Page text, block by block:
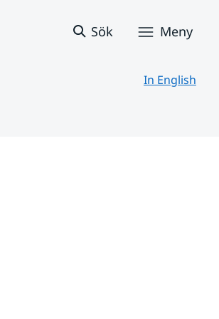
Sök Meny
In English